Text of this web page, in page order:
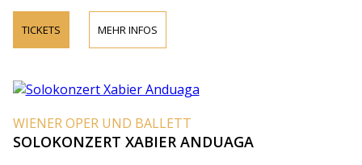
TICKETS MEHR INFOS
WIENER OPER UND BALLETT
SOLOKONZERT XABIER ANDUAGA